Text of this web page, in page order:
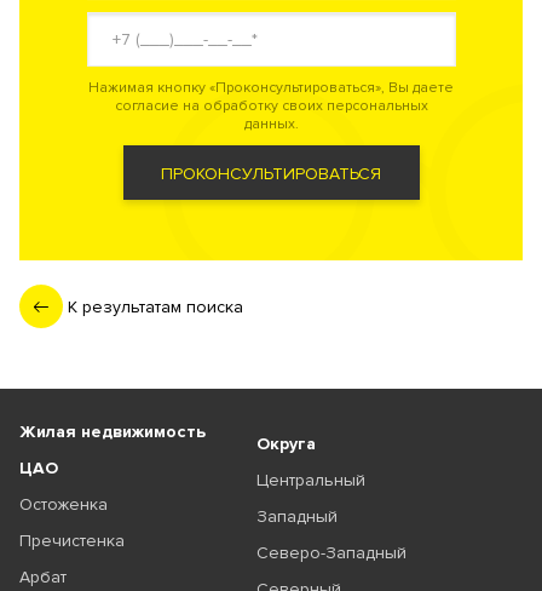
Нажимая кнопку «Проконсультироваться», Вы даете
согласие на обработку своих персональных
данных.
ПРОКОНСУЛЬТИРОВАТЬСЯ
К результатам поиска
Жилая недвижимость
ЦАО
Остоженка
Пречистенка
Арбат
Округа
Центральный
Западный
Северо-Западный